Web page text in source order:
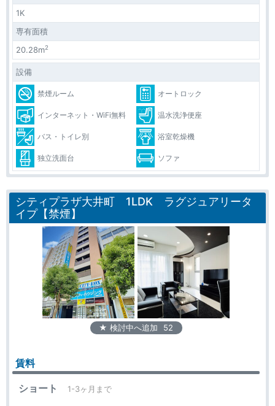
1K
専有面積
20.28m2
設備
禁煙ルーム オートロック
インターネット・WiFi無料 温水洗浄便座
バス・トイレ別 浴室乾燥機
独立洗面台 ソファ
シティプラザ大井町 1LDK ラグジュアリータ
イプ【禁煙】
★ 検討中へ追加 52
賃料
ショート 1-3ヶ月まで